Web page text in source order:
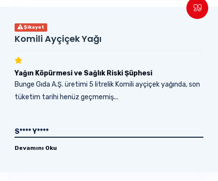
Şikayet
Komili Ayçiçek Yağı
Yağın Köpürmesi ve Sağlık Riski Şüphesi
Bunge Gıda A.Ş. üretimi 5 litrelik Komili ayçiçek yağında, son
tüketim tarihi henüz geçmemiş...
S**** Y****
Devamını Oku